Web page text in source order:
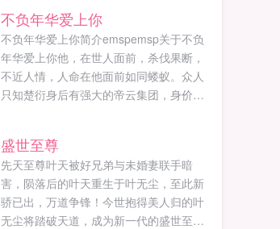
不负年华爱上你
不负年华爱上你简介emspemsp关于不负
年华爱上你他，在世人面前，杀伐果断，
不近人情，人命在他面前如同蝼蚁。众人
只知楚衍身后有强大的帝云集团，身价数
音如...
盛世至尊
先天至尊叶天被好兄弟与未婚妻联手暗
害，陨落后的叶天重生于叶无尘，至此新
骄已出，万道争锋！今世抱得美人归的叶
无尘将踏破天道，成为新一代的盛世至